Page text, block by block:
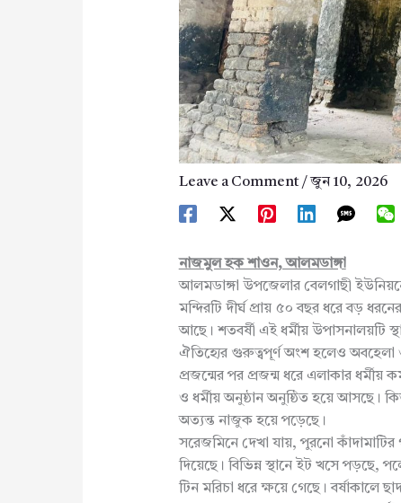
Leave a Comment /জুন 10, 2026
নাজমুল হক শাওন, আলমডাঙ্গা
আলমডাঙ্গা উপজেলার বেলগাছী
মন্দিরটি দীর্ঘ প্রায় ৫০ বছর ধরে বড়
আছে। শতবর্ষী এই ধর্মীয় উপাসনালয়টি
ঐতিহ্যের গুরুত্বপূর্ণ অংশ হলেও অবহেলা
প্রজন্মের পর প্রজন্ম ধরে এলাকার ধর্মীয়
ও ধর্মীয় অনুষ্ঠান অনুষ্ঠিত হয়ে আসছে।
অত্যন্ত নাজুক হয়ে পড়েছে।
সরেজমিনে দেখা যায়, পুরনো কাঁদামাটির
দিয়েছে। বিভিন্ন স্থানে ইট খসে পড়ছে,
টিন মরিচা ধরে ক্ষয়ে গেছে।